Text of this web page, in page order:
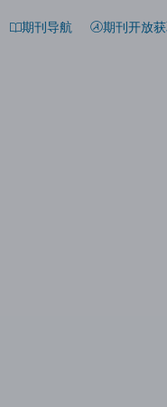
期刊导航 期刊开放获